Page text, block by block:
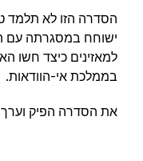
הסדרה הזו לא תלמד
ישוחח במסגרתה עם
למאזינים כיצד חשו
בממלכת אי-הוודאות.
את הסדרה הפיק